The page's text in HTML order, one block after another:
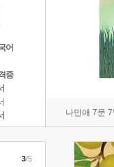
어
증
나민애 7문
3/5